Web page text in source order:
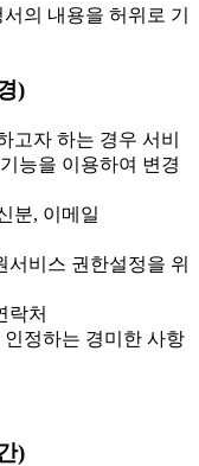
의 내용을 허위로 기
)
고자 하는 경우 서비
능을 이용하여 변경
분, 이메일
비스 권한설정을 위
락처
정하는 경미한 사항
)